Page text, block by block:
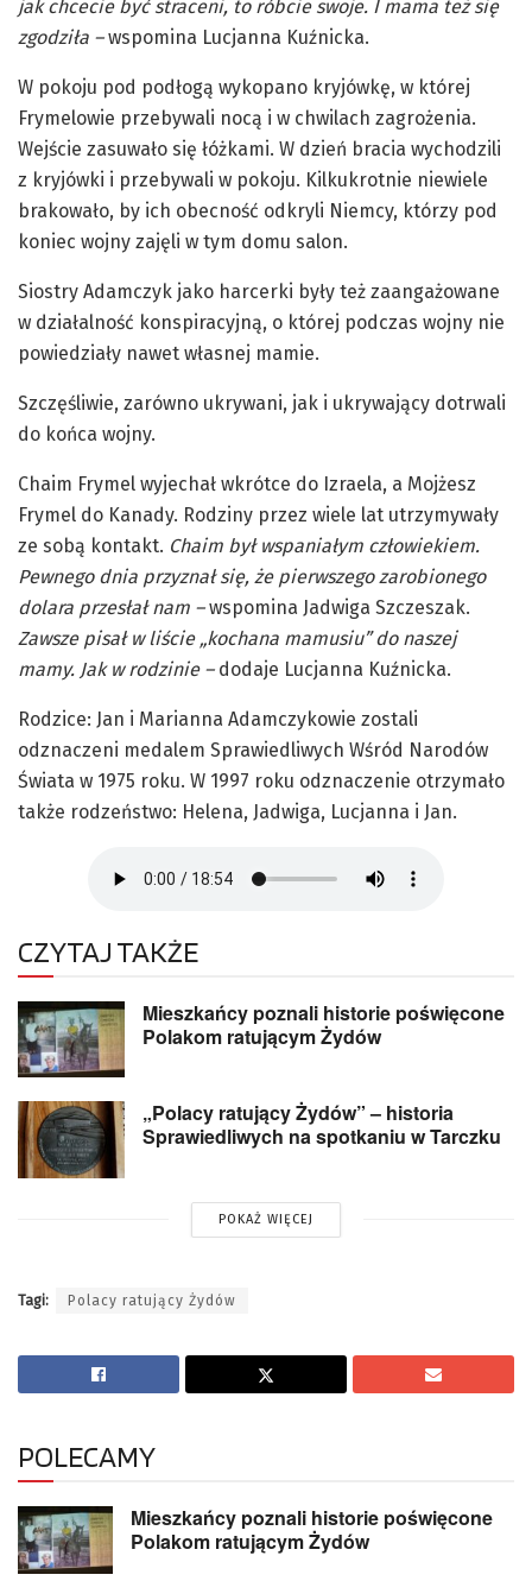
jak chcecie być straceni, to róbcie swoje. I mama też się
zgodziła –wspomina Lucjanna Kuźnicka.
W pokoju pod podłogą wykopano kryjówkę, w której
Frymelowie przebywali nocą i w chwilach zagrożenia.
Wejście zasuwało się łóżkami. W dzień bracia wychodzili
z kryjówki i przebywali w pokoju. Kilkukrotnie niewiele
brakowało, by ich obecność odkryli Niemcy, którzy pod
koniec wojny zajęli w tym domu salon.
Siostry Adamczyk jako harcerki były też zaangażowane
w działalność konspiracyjną, o której podczas wojny nie
powiedziały nawet własnej mamie.
Szczęśliwie, zarówno ukrywani, jak i ukrywający dotrwali
do końca wojny.
Chaim Frymel wyjechał wkrótce do Izraela, a Mojżesz
Frymel do Kanady. Rodziny przez wiele lat utrzymywały
ze sobą kontakt. Chaim był wspaniałym człowiekiem.
Pewnego dnia przyznał się, że pierwszego zarobionego
dolara przesłał nam –wspomina Jadwiga Szczeszak.
Zawsze pisał w liście „kochana mamusiu” do naszej
mamy. Jak w rodzinie – dodaje Lucjanna Kuźnicka.
Rodzice: Jan i Marianna Adamczykowie zostali
odznaczeni medalem Sprawiedliwych Wśród Narodów
Świata w 1975 roku. W 1997 roku odznaczenie otrzymało
także rodzeństwo: Helena, Jadwiga, Lucjanna i Jan.
CZYTAJ TAKŻE
Mieszkańcy poznali historie poświęcone
Polakom ratującym Żydów
„Polacy ratujący Żydów” – historia
Sprawiedliwych na spotkaniu w Tarczku
POKAŻ WIĘCEJ
Tagi: Polacy ratujący Żydów
POLECAMY
Mieszkańcy poznali historie poświęcone
Polakom ratującym Żydów